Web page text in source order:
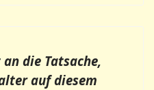
die Tatsache,
auf diesem